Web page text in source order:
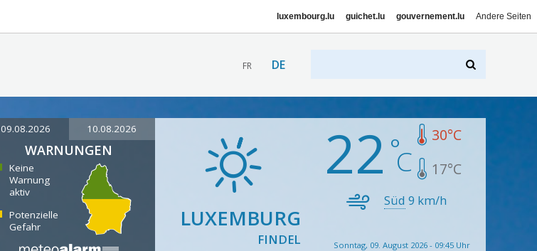
luxembourg.lu guichet.lu gouvernement.lu Andere Seiten
FR DE
09.08.2026 10.08.2026
WARNUNGEN
Keine
Warnung
aktiv
Potenzielle
Gefahr
LUXEMBURG
FINDEL
22 30°C
17°C
Süd 9 km/h
Sonntag, 09. August 2026 - 09:45 Uhr